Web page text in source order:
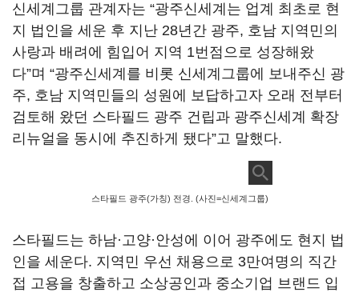
신세계그룹 관계자는 “광주신세계는 업계 최초로 현
지 법인을 세운 후 지난 28년간 광주, 호남 지역민의
사랑과 배려에 힘입어 지역 1번점으로 성장해왔
다”며 “광주신세계를 비롯 신세계그룹에 보내주신 광
주, 호남 지역민들의 성원에 보답하고자 오래 전부터
검토해 왔던 스타필드 광주 건립과 광주신세계 확장
리뉴얼을 동시에 추진하게 됐다”고 말했다.
스타필드 광주(가칭) 전경. (사진=신세계그룹)
스타필드는 하남·고양·안성에 이어 광주에도 현지 법
인을 세운다. 지역민 우선 채용으로 3만여명의 직간
접 고용을 창출하고 소상공인과 중소기업 브랜드 입